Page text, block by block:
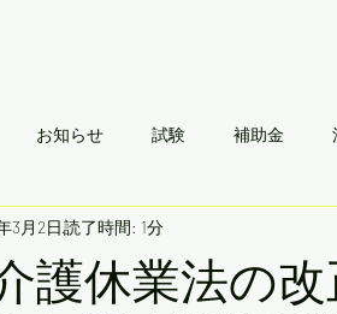
お知らせ 試験 補助金
護休業法の改
3月2日読了時間: 1分